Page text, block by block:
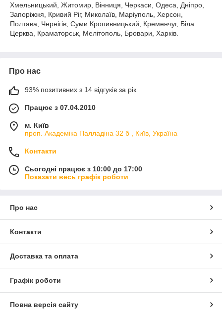
Хмельницький, Житомир, Вінниця, Черкаси, Одеса, Дніпро,
Запоріжжя, Кривий Ріг, Миколаїв, Маріуполь, Херсон,
Полтава, Чернігів, Суми Кропивницький, Кременчуг, Біла
Церква, Краматорськ, Мелітополь, Бровари, Харків.
Про нас
93% позитивних з 14 відгуків за рік
Працює з 07.04.2010
м. Київ
проп. Академіка Палладіна 32 б , Київ, Україна
Контакти
Сьогодні працює з 10:00 до 17:00
Показати весь графік роботи
Про нас
Контакти
Доставка та оплата
Графік роботи
Повна версія сайту